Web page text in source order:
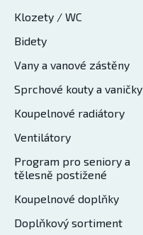
Klozety / WC
Bidety
Vany a vanové zástěny
Sprchové kouty a vaničky
Koupelnové radiátory
Ventilátory
Program pro seniory a
tělesně postižené
Koupelnové doplňky
Doplňkový sortiment